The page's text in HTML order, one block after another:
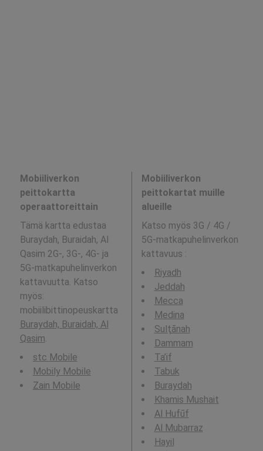
Mobiiliverkon
peittokartta
operaattoreittain
Tämä kartta edustaa
Buraydah, Buraidah, Al
Qasim 2G-, 3G-, 4G- ja
5G-matkapuhelinverkon
kattavuutta. Katso
myös:
mobiilibittinopeuskartta
Buraydah, Buraidah, Al
Qasim
stc Mobile
Mobily Mobile
Zain Mobile
Mobiiliverkon
peittokartat muille
alueille
Katso myös 3G / 4G /
5G-matkapuhelinverkon
kattavuus :
Riyadh
Jeddah
Mecca
Medina
Sulţānah
Dammam
Ta’if
Tabuk
Buraydah
Khamis Mushait
Al Hufūf
Al Mubarraz
Hayil